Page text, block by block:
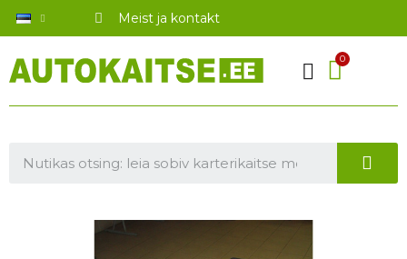
Meist ja kontakt